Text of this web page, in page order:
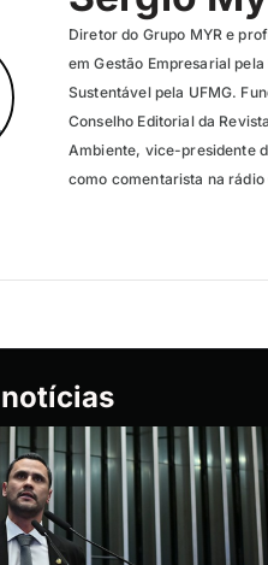
Diretor do Grupo MYR e
em Gestão Empresarial
Sustentável pela UFMG.
Conselho Editorial da
Ambiente, vice-presidente
como comentarista na